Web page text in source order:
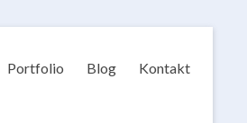
Portfolio Blog Kontakt